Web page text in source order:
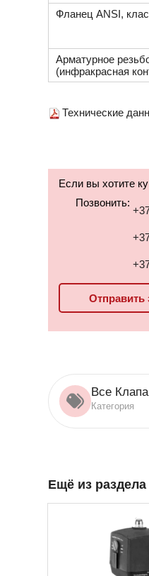
Фланец ANSI,
Арматурное
(инфракрасная
Технические
Если вы хотите
Позвонить:
Отправить
Все
Категория
Ещё из раздела